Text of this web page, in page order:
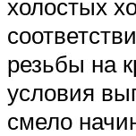
холостых
резьбы на
условия
смело